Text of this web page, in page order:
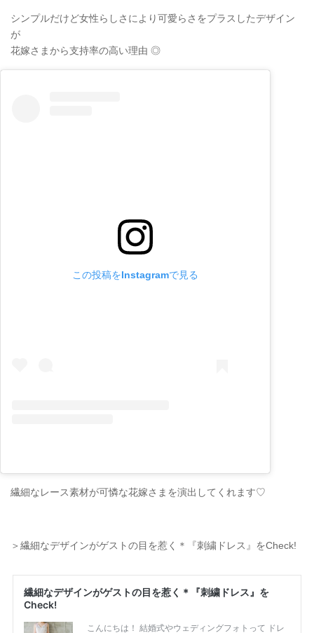
シンプルだけど女性らしさにより可愛らさをプラスしたデザイン
が
花嫁さまから支持率の高い理由 ◎
この投稿をInstagramで見る
繊細なレース素材が可憐な花嫁さまを演出してくれます♡
＞繊細なデザインがゲストの目を惹く＊『刺繍ドレス』をCheck!